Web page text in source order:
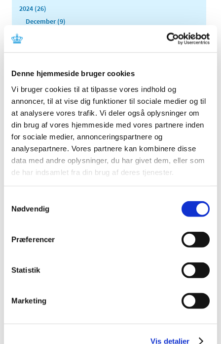
Denne hjemmeside bruger cookies
Vi bruger cookies til at tilpasse vores indhold og
annoncer, til at vise dig funktioner til sociale medier og til
at analysere vores trafik. Vi deler også oplysninger om
din brug af vores hjemmeside med vores partnere inden
for sociale medier, annonceringspartnere og
analysepartnere. Vores partnere kan kombinere disse
data med andre oplysninger, du har givet dem, eller som
de har indsamlet fra din brug af deres tjenester.
Nødvendig
Præferencer
Statistik
Marketing
Vis detaljer
2024 (26)
December (9)
August (3)
June (2)
April (2)
March (1)
February (3)
January (1)
2023 (24)
2022 (20)
2020 (62)
2013 (3)
2011 (13)